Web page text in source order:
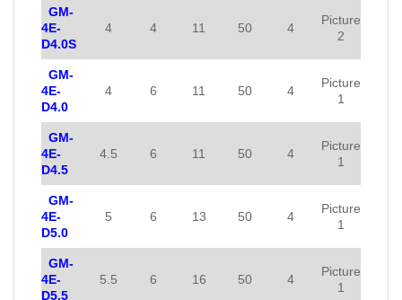
GM-
4E-
D4.0S
4 4 11 50 4
Picture
2
GM-
4E-
D4.0
4 6 11 50 4
Picture
1
GM-
4E-
D4.5
4.5 6 11 50 4
Picture
1
GM-
4E-
D5.0
5 6 13 50 4
Picture
1
GM-
4E-
D5.5
5.5 6 16 50 4
Picture
1